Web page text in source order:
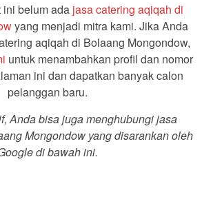
ini belum ada jasa catering aqiqah di
yang menjadi mitra kami. Jika Anda
aqiqah di Bolaang Mongondow,
untuk menambahkan profil dan nomor
ini dan dapatkan banyak calon
pelanggan baru.
Anda bisa juga menghubungi jasa
Mongondow yang disarankan oleh
di bawah ini.